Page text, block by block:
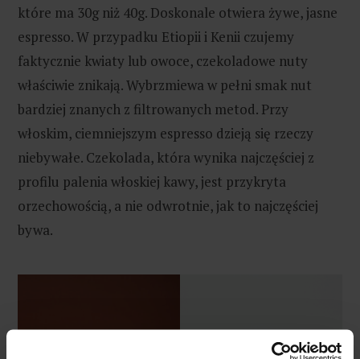
które ma 30g niż 40g. Doskonale otwiera żywe, jasne
espresso. W przypadku Etiopii i Kenii czujemy
faktycznie kwiaty lub owoce, czekoladowe nuty
właściwie znikają. Wybrzmiewa w pełni smak nut
bardziej znanych z filtrowanych metod. Przy
włoskim, ciemniejszym espresso dzieją się rzeczy
niebywałe. Czekolada, która wynika najczęściej z
profilu palenia włoskiej kawy, jest przykryta
orzechowością, a nie odwrotnie, jak to najczęściej
bywa.